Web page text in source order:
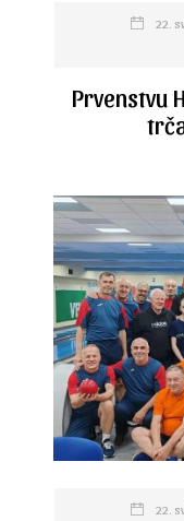
22.
Prvenstvu
22.